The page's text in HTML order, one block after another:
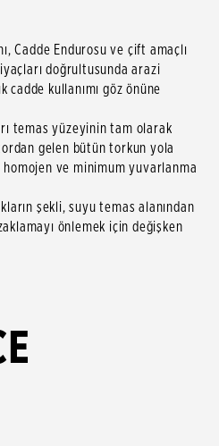
Cadde Endurosu ve çift amaçlı
doğrultusunda arazi
cadde kullanımı göz önüne
temas yüzeyinin tam olarak
gelen bütün torkun yola
ve minimum yuvarlanma
şekli, suyu temas alanından
önlemek için değişken